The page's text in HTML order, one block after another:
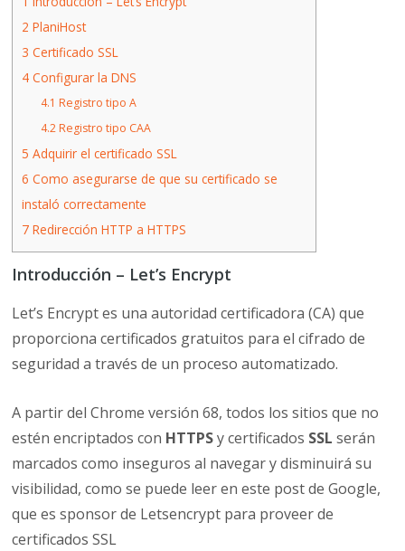
2 PlaniHost
3 Certificado SSL
4 Configurar la DNS
4.1 Registro tipo A
4.2Registro tipo CAA
5 Adquirir el certificado SSL
6 Como asegurarse de que su certificado se
instaló correctamente
7 Redirección HTTP a HTTPS
Introducción – Let’s Encrypt
Let’s Encrypt es una autoridad certificadora (CA) que
proporciona certificados gratuitos para el cifrado de
seguridad a través de un proceso automatizado.
A partirdel Chrome versión68, todos los sitios que no
estén encriptados con HTTPSy certificados SSL serán
marcados como inseguros al navegar y disminuirá su
visibilidad, como se puede leer en este post deGoogle,
que es sponsor de Letsencrypt para proveer de
certificados SSL